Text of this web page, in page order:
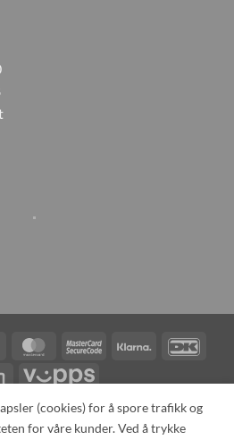
Maestro MasterCardMasterCardKlarna
Credit
Vipps
KONTAKT OSS
OM OSS
(cookies) for å spore trafikk og
for våre kunder. Ved å trykke